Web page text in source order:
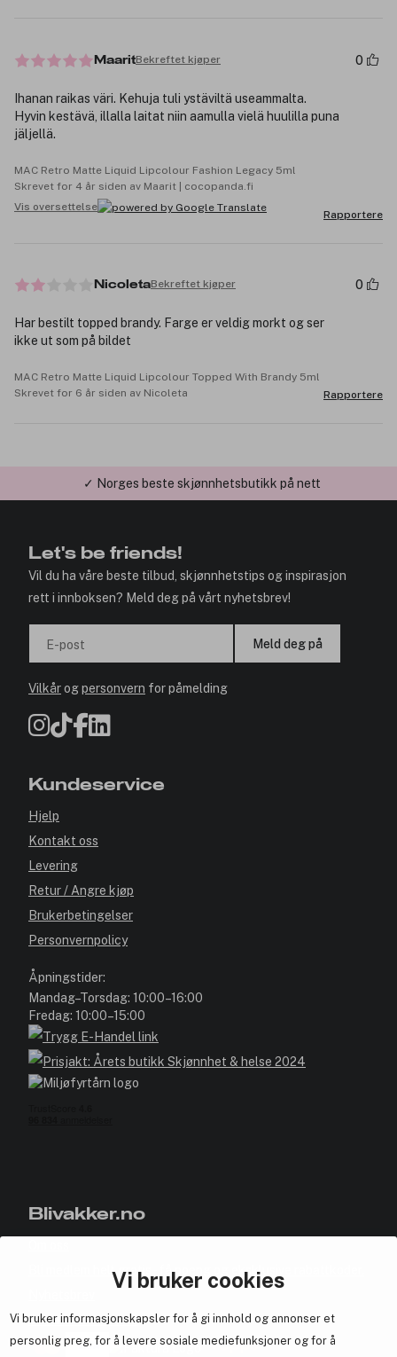
Vi bruker cookies
Vi bruker informasjonskapsler for å gi innhold og annonser et
personlig preg, for å levere sosiale mediefunksjoner og for å
MaaritBekreftet kjøper 0
Ihanan raikas väri. Kehuja tuli ystäviltä useammalta.
Hyvin kestävä, illalla laitat niin aamulla vielä huulilla puna
jäljellä.
MAC Retro Matte Liquid Lipcolour Fashion Legacy 5ml
Skrevet for 4 år siden av Maarit | cocopanda.fi
Vis oversettelse
Rapportere
NicoletaBekreftet kjøper 0
Har bestilt topped brandy. Farge er veldig morkt og ser
ikke ut som på bildet
MAC Retro Matte Liquid Lipcolour Topped With Brandy 5ml
Skrevet for 6 år siden av Nicoleta
Rapportere
✓ Årets Nettbutikk 2026 og 2025
Let's be friends!
Vil du ha våre beste tilbud, skjønnhetstips og inspirasjon
rett i innboksen? Meld deg på vårt nyhetsbrev!
E-post Meld deg på
Vilkårogpersonvern for påmelding
Kundeservice
Hjelp
Kontakt oss
Levering
Retur / Angre kjøp
Brukerbetingelser
Personvernpolicy
Åpningstider:
Mandag–Torsdag: 10:00–16:00
Fredag: 10:00–15:00
Blivakker.no
Bli medlem helt gratis - få poeng og eksklusive rabattkoder.
Samarbeid med oss